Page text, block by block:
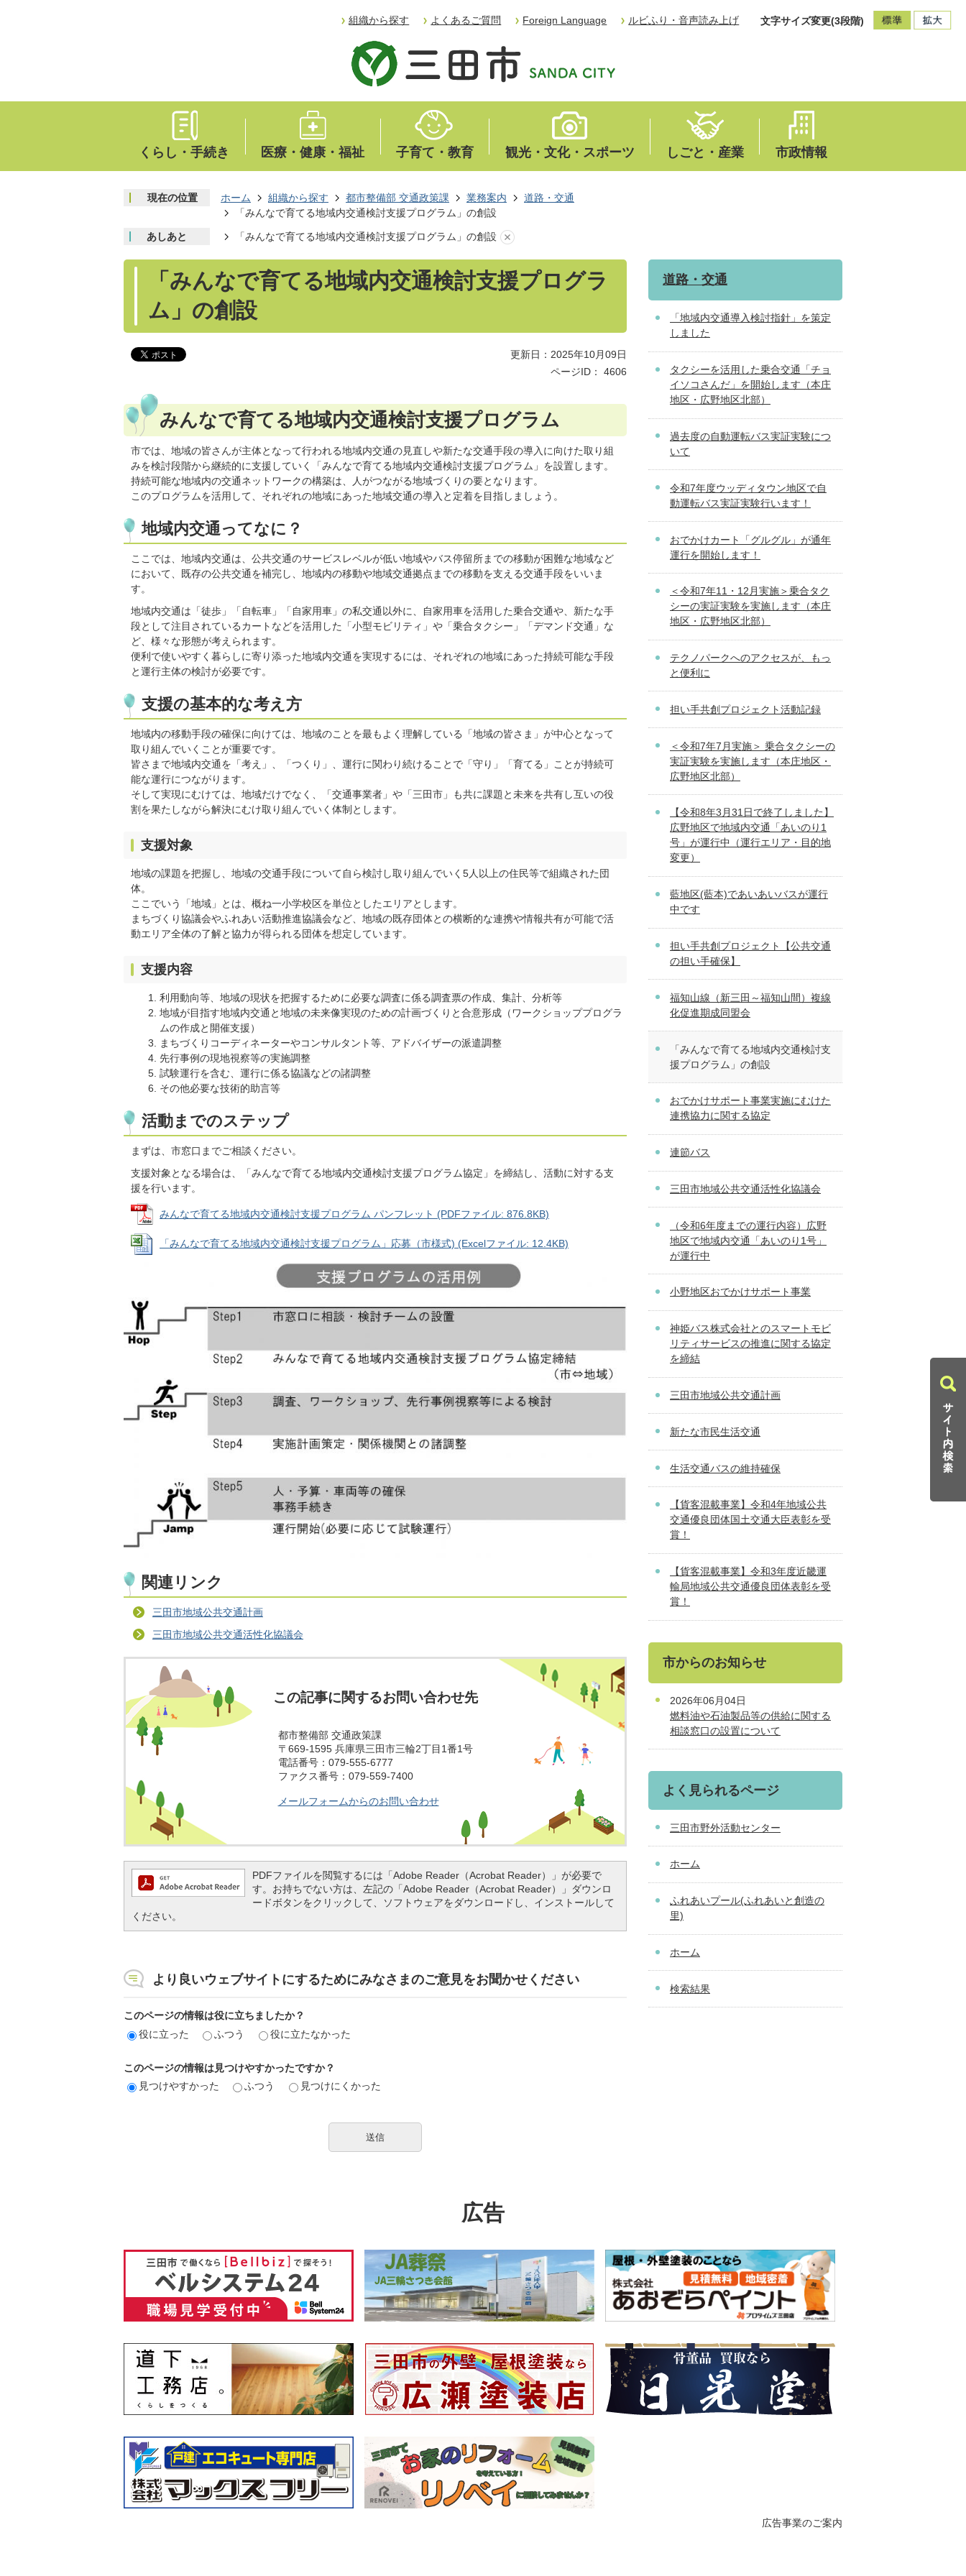
組織から探す よくあるご質問 Foreign Language ルビふり・音声読み上げ 文字サイズ変更(3段階)
くらし・手続き 医療・健康・福祉 子育て・教育 観光・文化・スポーツ しごと・産業 市政情報
現在の位置 ホーム 組織から探す 都市整備部 交通政策課 業務案内
道路・交通
「みんなで育てる地域内交通検討支援プログラム」の創設
あしあと 「みんなで育てる地域内交通検討支援プログラム」の創設
「みんなで育てる地域内交通検討支援プログラ
ム」の創設
更新日：2025年10月09日
ページID：
4606
みんなで育てる地域内交通検討支援プログラム
市では、地域の皆さんが主体となって行われる地域内交通の見直しや新たな交通手段の導入に向けた取り組
みを検討段階から継続的に支援していく「みんなで育てる地域内交通検討支援プログラム」を設置します。
持続可能な地域内の交通ネットワークの構築は、人がつながる地域づくりの要となります。
このプログラムを活用して、それぞれの地域にあった地域交通の導入と定着を目指しましょう。
地域内交通ってなに？
ここでは、地域内交通は、公共交通のサービスレベルが低い地域やバス停留所までの移動が困難な地域など
において、既存の公共交通を補完し、地域内の移動や地域交通拠点までの移動を支える交通手段をいいま
す。
地域内交通は「徒歩」「自転車」「自家用車」の私交通以外に、自家用車を活用した乗合交通や、新たな手
段として注目されているカートなどを活用した「小型モビリティ」や「乗合タクシー」「デマンド交通」な
ど、様々な形態が考えられます。
便利で使いやすく暮らしに寄り添った地域内交通を実現するには、それぞれの地域にあった持続可能な手段
と運行主体の検討が必要です。
支援の基本的な考え方
地域内の移動手段の確保に向けては、地域のことを最もよく理解している「地域の皆さま」が中心となって
取り組んでいくことが重要です。
皆さまで地域内交通を「考え」、「つくり」、運行に関わり続けることで「守り」「育てる」ことが持続可
能な運行につながります。
そして実現にむけては、地域だけでなく、「交通事業者」や「三田市」も共に課題と未来を共有し互いの役
割を果たしながら解決にむけ取り組んでいく体制とします。
支援対象
地域の課題を把握し、地域の交通手段について自ら検討し取り組んでいく5人以上の住民等で組織された団
体。
ここでいう「地域」とは、概ね一小学校区を単位としたエリアとします。
まちづくり協議会やふれあい活動推進協議会など、地域の既存団体との横断的な連携や情報共有が可能で活
動エリア全体の了解と協力が得られる団体を想定しています。
支援内容
利用動向等、地域の現状を把握するために必要な調査に係る調査票の作成、集計、分析等
地域が目指す地域内交通と地域の未来像実現のための計画づくりと合意形成（ワークショッププログラ
ムの作成と開催支援）
まちづくりコーディネーターやコンサルタント等、アドバイザーの派遣調整
先行事例の現地視察等の実施調整
試験運行を含む、運行に係る協議などの諸調整
その他必要な技術的助言等
活動までのステップ
まずは、市窓口までご相談ください。
支援対象となる場合は、「みんなで育てる地域内交通検討支援プログラム協定」を締結し、活動に対する支
援を行います。
みんなで育てる地域内交通検討支援プログラム パンフレット (PDFファイル: 876.8KB)
「みんなで育てる地域内交通検討支援プログラム」応募（市様式) (Excelファイル: 12.4KB)
関連リンク
三田市地域公共交通計画
三田市地域公共交通活性化協議会
この記事に関するお問い合わせ先
都市整備部 交通政策課
〒669-1595 兵庫県三田市三輪2丁目1番1号
電話番号：079-555-6777
ファクス番号：079-559-7400
メールフォームからのお問い合わせ
PDFファイルを閲覧するには「Adobe Reader（Acrobat Reader）」が必要で
す。お持ちでない方は、左記の「Adobe Reader（Acrobat Reader）」ダウンロ
ードボタンをクリックして、ソフトウェアをダウンロードし、インストールして
ください。
より良いウェブサイトにするためにみなさまのご意見をお聞かせください
このページの情報は役に立ちましたか？
役に立った
ふつう 役に立たなかった
このページの情報は見つけやすかったですか？
見つけやすかった
ふつう 見つけにくかった
道路・交通
「地域内交通導入検討指針」を策定
しました
タクシーを活用した乗合交通「チョ
イソコさんだ」を開始します（本庄
地区・広野地区北部）
過去度の自動運転バス実証実験につ
いて
令和7年度ウッディタウン地区で自
動運転バス実証実験行います！
おでかけカート「グルグル」が通年
運行を開始します！
＜令和7年11・12月実施＞乗合タク
シーの実証実験を実施します（本庄
地区・広野地区北部）
テクノパークへのアクセスが、もっ
と便利に
担い手共創プロジェクト活動記録
＜令和7年7月実施＞ 乗合タクシーの
実証実験を実施します（本庄地区・
広野地区北部）
【令和8年3月31日で終了しました】
広野地区で地域内交通「あいのり1
号」が運行中（運行エリア・目的地
変更）
藍地区(藍本)であいあいバスが運行
中です
担い手共創プロジェクト【公共交通
の担い手確保】
福知山線（新三田～福知山間）複線
化促進期成同盟会
「みんなで育てる地域内交通検討支
援プログラム」の創設
おでかけサポート事業実施にむけた
連携協力に関する協定
連節バス
三田市地域公共交通活性化協議会
（令和6年度までの運行内容）広野
地区で地域内交通「あいのり1号」
が運行中
小野地区おでかけサポート事業
神姫バス株式会社とのスマートモビ
リティサービスの推進に関する協定
を締結
三田市地域公共交通計画
新たな市民生活交通
生活交通バスの維持確保
【貨客混載事業】令和4年地域公共
交通優良団体国土交通大臣表彰を受
賞！
【貨客混載事業】令和3年度近畿運
輸局地域公共交通優良団体表彰を受
賞！
市からのお知らせ
2026年06月04日
燃料油や石油製品等の供給に関する
相談窓口の設置について
よく見られるページ
三田市野外活動センター
ホーム
ふれあいプール(ふれあいと創造の
里)
ホーム
検索結果
広告
広告事業のご案内